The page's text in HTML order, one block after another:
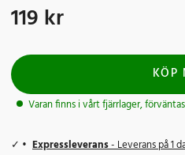
Pris:119 kr
119 kr
KÖP
Varan finns i vårt fjärrlager,
Expressleverans- Leverans på 1